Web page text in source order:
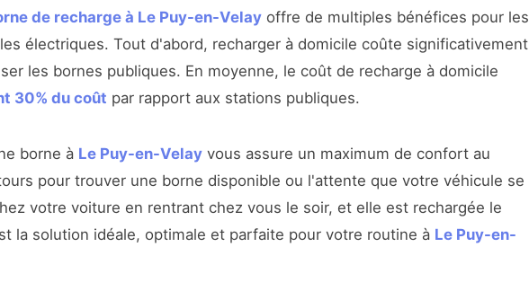
de recharge à Le Puy-en-Velay offre de multiples bénéfices pour les
électriques. Tout d'abord, recharger à domicile coûte significativement
les bornes publiques. En moyenne, le coût de recharge à domicile
30% du coût par rapport aux stations publiques.
borne à Le Puy-en-Velay vous assure un maximum de confort au
pour trouver une borne disponible ou l'attente que votre véhicule se
votre voiture en rentrant chez vous le soir, et elle est rechargée le
la solution idéale, optimale et parfaite pour votre routine à Le Puy-en-